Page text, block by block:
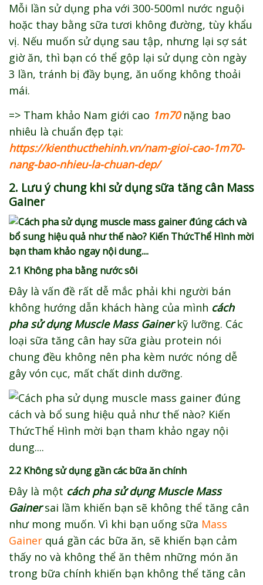
Mỗi lần sử dụng pha với 300-500ml nước nguội
hoặc thay bằng sữa tươi không đường, tùy khẩu
vị. Nếu muốn sử dụng sau tập, nhưng lại sợ sát
giờ ăn, thì bạn có thể gộp lại sử dụng còn ngày
3 lần, tránh bị đầy bụng, ăn uống không thoải
mái.
=> Tham khảo Nam giới cao 1m70nặng bao
nhiêu là chuẩn đẹp tại:
https://kienthucthehinh.vn/nam-gioi-cao-1m70-
nang-bao-nhieu-la-chuan-dep/
2. Lưu ý chung khi sử dụng sữa tăng cân Mass
Gainer
2.1 Không pha bằng nước sôi
Đây là vấn đề rất dễ mắc phải khi người bán
không hướng dẫn khách hàng của mình cách
pha sử dụng Muscle Mass Gainerkỹ lưỡng. Các
loại sữa tăng cân hay sữa giàu protein nói
chung đều không nên pha kèm nước nóng dễ
gây vón cục, mất chất dinh dưỡng.
2.2 Không sử dụng gần các bữa ăn chính
Đây là một cách pha sử dụng Muscle Mass
Gainersai lầm khiến bạn sẽ không thể tăng cân
như mong muốn. Vì khi bạn uống sữa Mass
Gainer quá gần các bữa ăn, sẽ khiến bạn cảm
thấy no và không thể ăn thêm những món ăn
trong bữa chính khiến bạn không thể tăng cân